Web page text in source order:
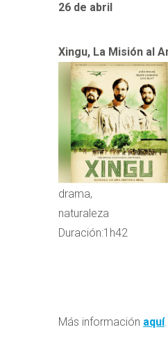
26 de abril
Xingu, La Misión al
drama,
naturaleza
Duración:1h42
Más información aquí.